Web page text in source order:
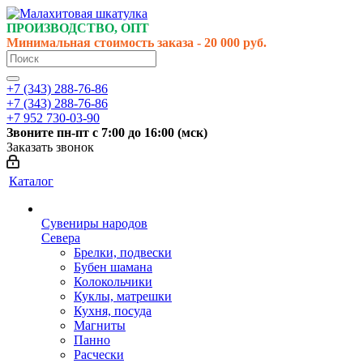
ПРОИЗВОДСТВО, ОПТ
Минимальная стоимость заказа - 20 000 руб.
+7 (343) 288-76-86
+7 (343) 288-76-86
+7 952 730-03-90
Звоните пн-пт с 7:00 до 16:00 (мск)
Заказать звонок
Каталог
Сувениры народов
Севера
Брелки, подвески
Бубен шамана
Колокольчики
Куклы, матрешки
Кухня, посуда
Магниты
Панно
Расчески